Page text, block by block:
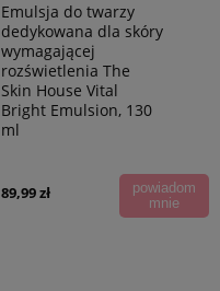
Emulsja do twarzy
dedykowana dla skóry
wymagającej
rozświetlenia The
Skin House Vital
Bright Emulsion, 130
ml
89,99 zł
powiadom
mnie